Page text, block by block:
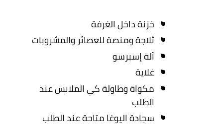
خزنة داخل الغرفة
ثلاجة ومنصة للعصائر والمشروبات
آلة إسبرسو
غلاية
مكواة وطاولة كي الملابس عند
الطلب
سجادة اليوغا متاحة عند الطلب